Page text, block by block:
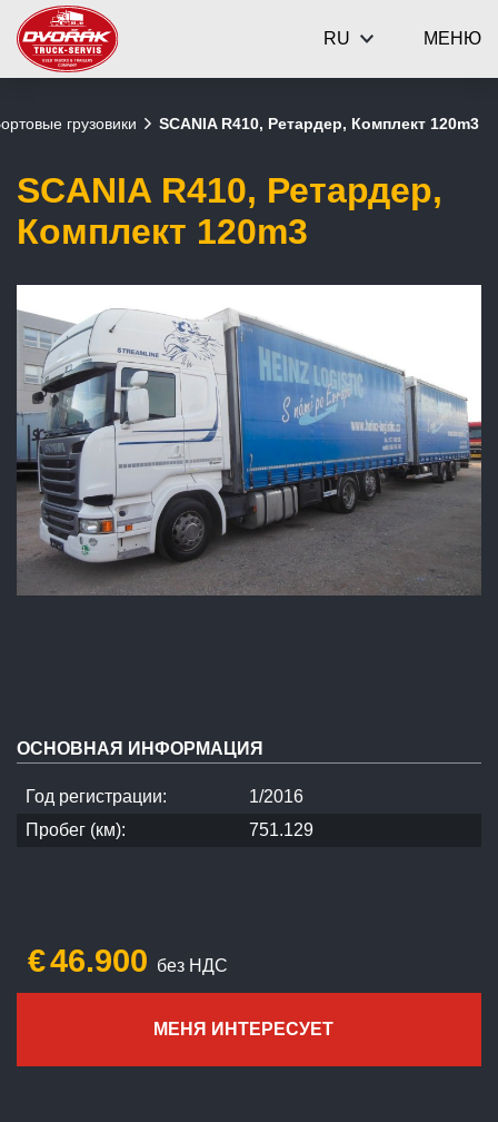
МЕНЮ
RU
грузовики SCANIA R410, Ретардер, Комплект 120m3
SCANIA R410, Ретардер,
Комплект 120m3
€46.900 без НДС
МЕНЯ ИНТЕРЕСУЕТ
ОСНОВНАЯ ИНФОРМАЦИЯ
Год регистрации:
1/2016
Пробег (км):
751.129